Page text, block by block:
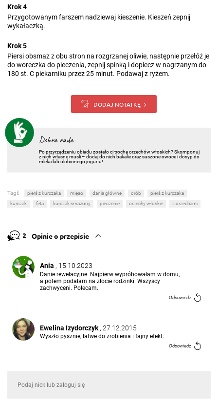
Krok 4
Przygotowanym farszem nadziewaj kieszenie. Kieszeń zepnij
wykałaczką.
Krok 5
Piersi obsmaż z obu stron na rozgrzanej oliwie, następnie przełóż je
do woreczka do pieczenia, zepnij spinką i dopiecz w nagrzanym do
180 st. C piekarniku przez 25 minut. Podawaj z ryżem.
DODAJ NOTATKĘ
Dobra rada:
Po przyrządzeniu obiadu zostało ci trochę orzechów włoskich? Skomponuj
z nich własne musli – dodaj do nich bakalie oraz suszone owoce i dosyp do
mleka lub ulubionego jogurtu!
Tagi: pierś z kurczaka mięso dania główne drób
pierś z kurczaka
kurczak
feta kurczak smażony pieczenie orzechy włoskie z orzechami
2 Opinie o przepisie
Ania , 15.10.2023
Danie rewelacyjne. Najpierw wypróbowałam w domu,
a potem podałam na zlocie rodzinki. Wszyscy
zachwyceni. Polecam.
Odpowiedz
Ewelina Izydorczyk , 27.12.2015
Wyszło pysznie, łatwe do zrobienia i fajny efekt.
Odpowiedz